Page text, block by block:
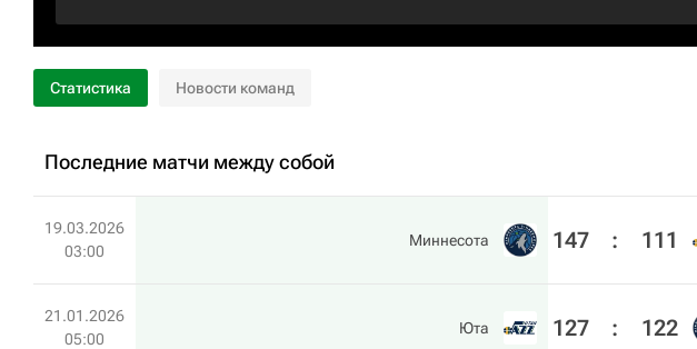
Статистика Новости команд
Последние матчи между собой
19.03.2026
03:00
Миннесота 147 : 111
21.01.2026
05:00
Юта 127 : 122